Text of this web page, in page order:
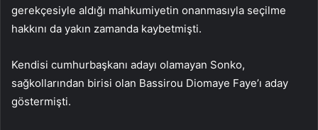
gerekçesiyle aldığı mahkumiyetin onanmasıyla seçilme
hakkını da yakın zamanda kaybetmişti.
Kendisi cumhurbaşkanı adayı olamayan Sonko,
sağkollarından birisi olan Bassirou Diomaye Faye’ı aday
göstermişti.